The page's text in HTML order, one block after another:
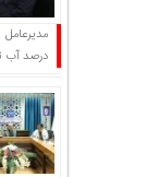
درصد آب